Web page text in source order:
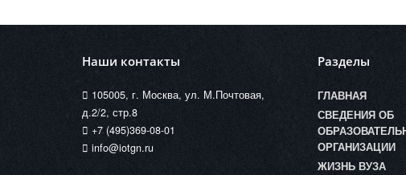
Наши контакты
105005, г. Москва, ул. М.Почтовая,
д.2/2, стр.8
+7 (495)369-08-01
info@iotgn.ru
Разделы
ГЛАВНАЯ
СВЕДЕНИЯ ОБ
ОРГАНИЗАЦИИ
ЖИЗНЬ ВУЗА